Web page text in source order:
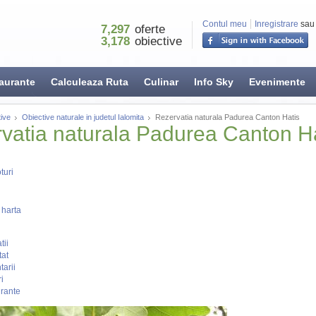
Contul meu Inregistrare sau
7,297 oferte
3,178 obiective
Calculeaza Ruta Culinar Info Sky Evenimente
Obiective naturale in judetul Ialomita Rezervatia naturala Padurea Canton Hatis
naturala Padurea Canton